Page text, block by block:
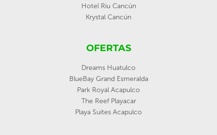
Hotel Riu Cancún
Krystal Cancún
OFERTAS
Dreams Huatulco
BlueBay Grand Esmeralda
Park Royal Acapulco
The Reef Playacar
Playa Suites Acapulco